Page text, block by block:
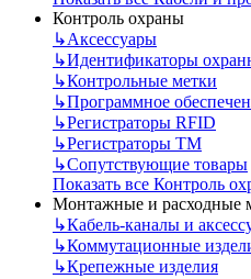
Контроль охраны
↳Аксессуары
↳Идентификаторы
↳Контрольные метки
↳Программное
↳Регистраторы RFID
↳Регистраторы ТМ
↳Сопутствующие товары
Показать все Контроль
Монтажные и расходные
↳Кабель-каналы и
↳Коммутационные
↳Крепежные изделия